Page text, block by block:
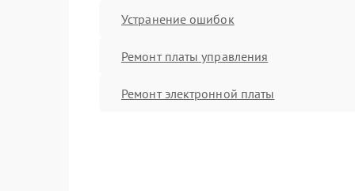
Устранение ошибок
Ремонт платы управления
Ремонт электронной платы